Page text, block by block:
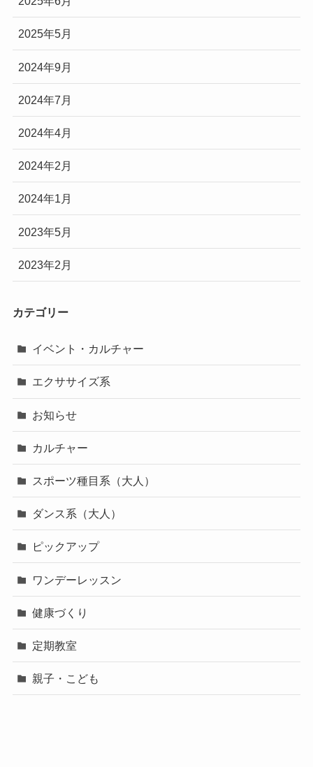
2025年5月
2024年9月
2024年7月
2024年4月
2024年2月
2024年1月
2023年5月
2023年2月
カテゴリー
イベント・カルチャー
エクササイズ系
お知らせ
カルチャー
スポーツ種目系（大人）
ダンス系（大人）
ピックアップ
ワンデーレッスン
健康づくり
定期教室
親子・こども